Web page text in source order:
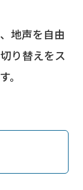
地声を自由
り替えをス
。